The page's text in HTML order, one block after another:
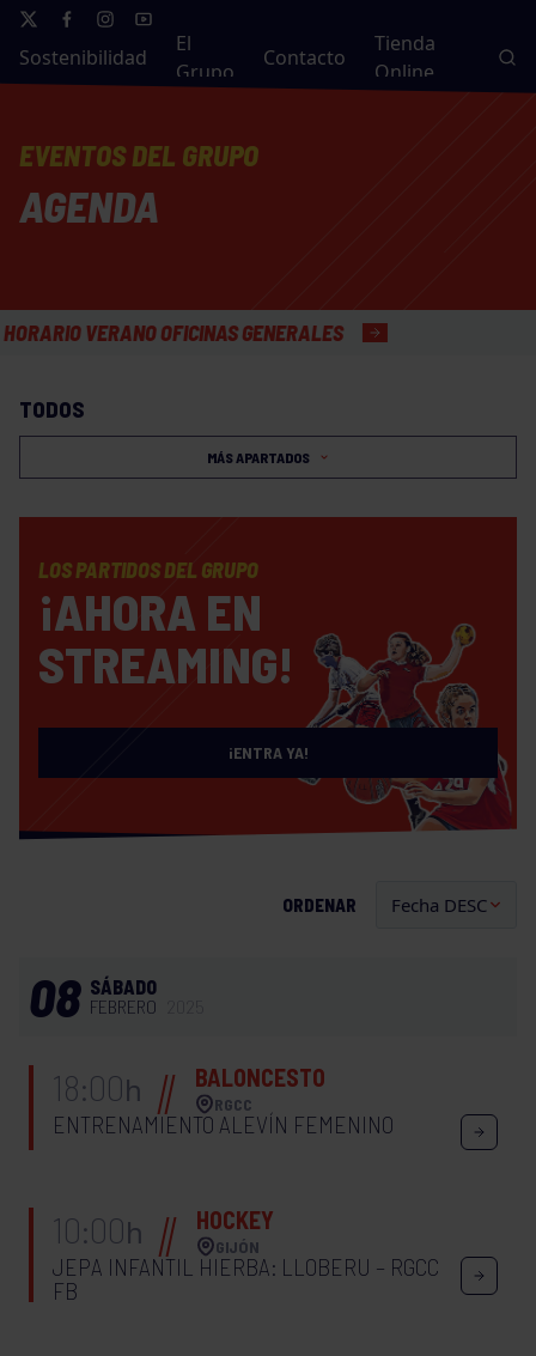
Sostenibilidad
El
Grupo
Contacto
Tienda
Online
EVENTOS DEL GRUPO
AGENDA
VERANO OFICINAS GENERALES
TODOS
MÁS APARTADOS
LOS PARTIDOS DEL GRUPO
¡AHORA EN
STREAMING!
¡ENTRA YA!
ORDENAR
08 SÁBADO
FEBRERO
18:00h BALONCESTO
RGCC
ENTRENAMIENTO ALEVÍN FEMENINO
10:00h HOCKEY
GIJÓN
JEPA INFANTIL HIERBA: LLOBERU – RGCC
FB